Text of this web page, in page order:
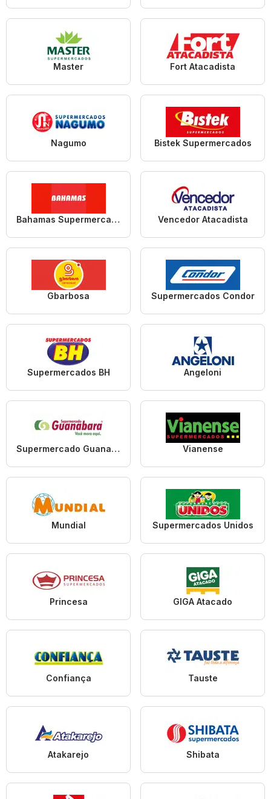
Master Fort Atacadista
Nagumo Bistek Supermercados
Bahamas Supermercados Vencedor Atacadista
Gbarbosa Supermercados Condor
Supermercados BH Angeloni
Supermercado Guanabara Vianense
Mundial Supermercados Unidos
Princesa GIGA Atacado
Confiança Tauste
Atakarejo Shibata